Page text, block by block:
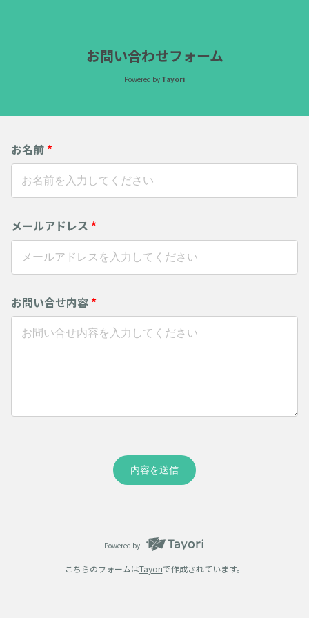
お問い合わせフォーム
Powered by Tayori
お名前 *
メールアドレス *
お問い合せ内容 *
内容を送信
Powered by
こちらのフォームはTayoriで作成されています。